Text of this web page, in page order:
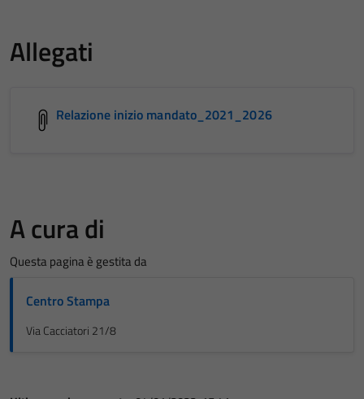
Allegati
Relazione inizio mandato_2021_2026
A cura di
Questa pagina è gestita da
Centro Stampa
Via Cacciatori 21/8